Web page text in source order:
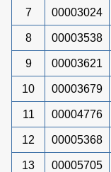
7 00003024
8 00003538
9 00003621
10 00003679
11 00004776
12 00005368
13 00005705